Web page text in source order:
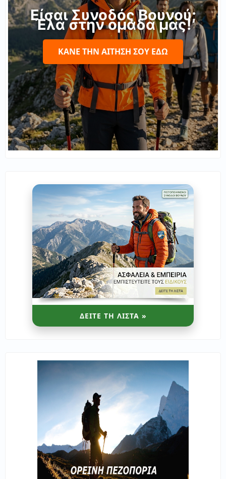
Είσαι Συνοδός Βουνού;
Έλα στην ομάδα μας!
ΚΆΝΕ ΤΗΝ ΑΊΤΗΣΉ ΣΟΥ ΕΔΏ
ΔΕΙΤΕ ΤΗ ΛΙΣΤΑ »